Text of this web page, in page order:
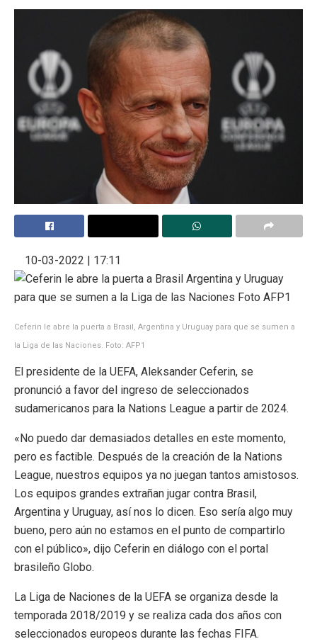
10-03-2022 | 17:11
Ceferin le abre la puerta a Brasil, Argentina y Uruguay para que se sumen a
la Liga de las Naciones. Foto: AFP1
El presidente de la UEFA, Aleksander Ceferin, se
pronunció a favor del ingreso de seleccionados
sudamericanos para la Nations League a partir de 2024.
«No puedo dar demasiados detalles en este momento,
pero es factible. Después de la creación de la Nations
League, nuestros equipos ya no juegan tantos amistosos.
Los equipos grandes extrañan jugar contra Brasil,
Argentina y Uruguay, así nos lo dicen. Eso sería algo muy
bueno, pero aún no estamos en el punto de compartirlo
con el público», dijo Ceferin en diálogo con el portal
brasileño Globo.
La Liga de Naciones de la UEFA se organiza desde la
temporada 2018/2019 y se realiza cada dos años con
seleccionados europeos durante las fechas FIFA.